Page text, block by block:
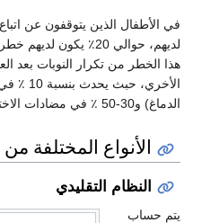
في الأطفال الذين يتوقفون عن
لديهم، حوالي 20٪
هذا الخطر من تكرار النوبات بعد
الدماغ) و30-50 ٪ في مضادات الاختلاج.
الأنواع المختلفة
النظام التقليدي
يتم حساب